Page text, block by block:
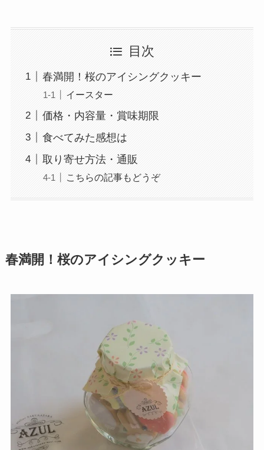
目次
春満開！桜のアイシングクッキー
イースター
価格・内容量・賞味期限
食べてみた感想は
取り寄せ方法・通販
こちらの記事もどうぞ
春満開！桜のアイシングクッキー